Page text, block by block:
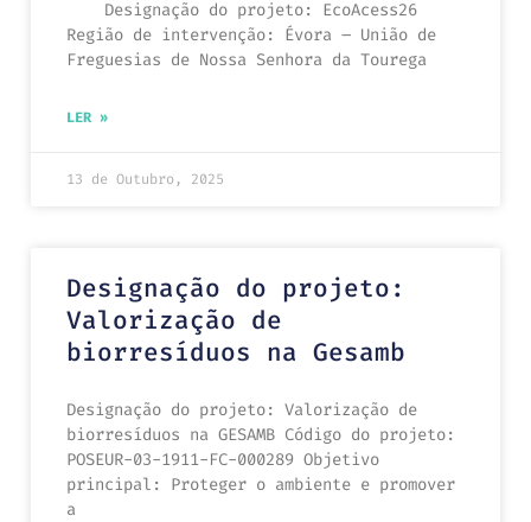
Designação do projeto: EcoAcess26
Região de intervenção: Évora – União de
Freguesias de Nossa Senhora da Tourega
LER »
13 de Outubro, 2025
Designação do projeto:
Valorização de
biorresíduos na Gesamb
Designação do projeto: Valorização de
biorresíduos na GESAMB Código do projeto:
POSEUR-03-1911-FC-000289 Objetivo
principal: Proteger o ambiente e promover
a